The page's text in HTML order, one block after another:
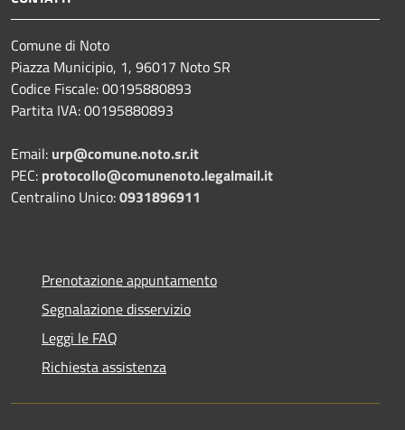
Comune di Noto
Piazza Municipio, 1, 96017 Noto SR
Codice Fiscale: 00195880893
Partita IVA: 00195880893
Email: urp@comune.noto.sr.it
PEC: protocollo@comunenoto.legalmail.it
Centralino Unico:0931896911
Prenotazione appuntamento
Segnalazione disservizio
Leggi le FAQ
Richiesta assistenza